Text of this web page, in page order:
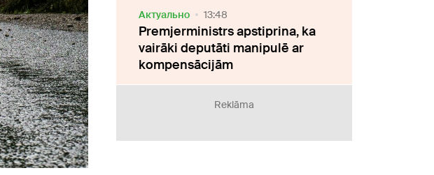
Актуально 13:48
Premjerministrs apstiprina, ka
vairāki deputāti manipulē ar
kompensācijām
Reklāma